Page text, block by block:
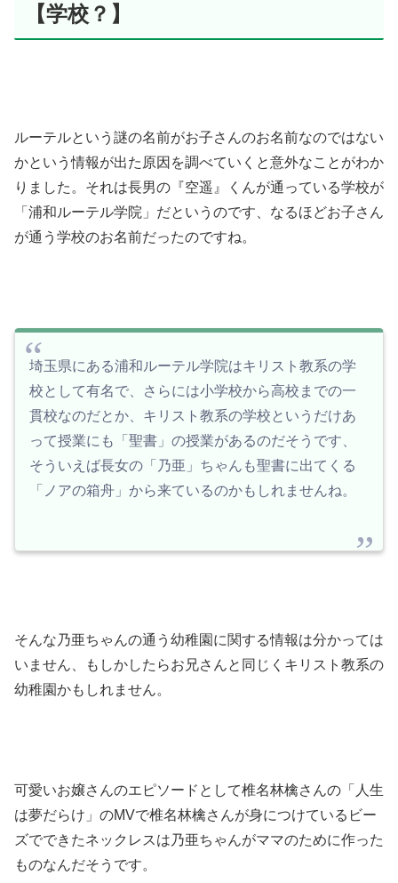
【学校？】
ルーテルという謎の名前がお子さんのお名前なのではない
かという情報が出た原因を調べていくと意外なことがわか
りました。それは長男の『空遥』くんが通っている学校が
「浦和ルーテル学院」だというのです、なるほどお子さん
が通う学校のお名前だったのですね。
埼玉県にある浦和ルーテル学院はキリスト教系の学
校として有名で、さらには小学校から高校までの一
貫校なのだとか、キリスト教系の学校というだけあ
って授業にも「聖書」の授業があるのだそうです、
そういえば長女の「乃亜」ちゃんも聖書に出てくる
「ノアの箱舟」から来ているのかもしれませんね。
そんな乃亜ちゃんの通う幼稚園に関する情報は分かっては
いません、もしかしたらお兄さんと同じくキリスト教系の
幼稚園かもしれません。
可愛いお嬢さんのエピソードとして椎名林檎さんの「人生
は夢だらけ」のMVで椎名林檎さんが身につけているビー
ズでできたネックレスは乃亜ちゃんがママのために作った
ものなんだそうです。